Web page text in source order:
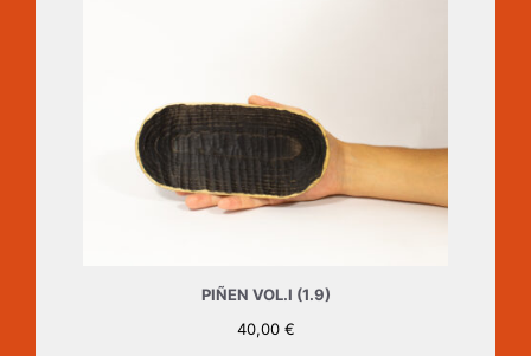
PIÑEN VOL.I (1.9)
40,00 €